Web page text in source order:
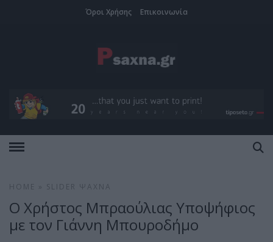
Όροι Χρήσης Επικοινωνία
HOME SLIDER ΨΑΧΝΆ
Ο Χρήστος Μπραούλιας Υποψήφιος
με τον Γιάννη Μπουροδήμο